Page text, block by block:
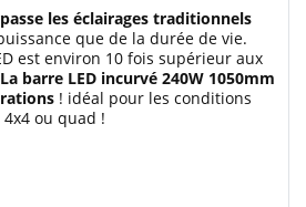
les éclairages traditionnels
que de la durée de vie.
est environ 10 fois supérieur aux
La barre LED incurvé 240W 1050mm
! idéal pour les conditions
ou quad !